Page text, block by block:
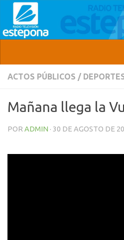
ACTOS PÚBLICOS /
Mañana llega la
POR ADMIN · 30 DE AGOSTO DE